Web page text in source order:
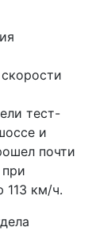
тест-
и
почти
113 км/ч.